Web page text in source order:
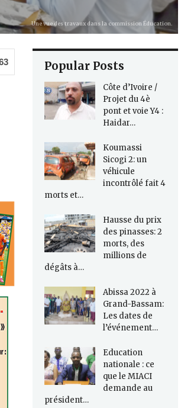
Une vue des travaux dans la commission Éducation.
Popular Posts
Côte d’Ivoire /
Projet du 4è
pont et voie Y4 :
Haidar…
Koumassi
Sicogi 2: un
véhicule
incontrôlé fait 4
morts et…
Hausse du prix
des pinasses: 2
morts, des
millions de
dégâts à…
Abissa 2022 à
Grand-Bassam:
Les dates de
l’événement…
Education
nationale : ce
que le MIACI
demande au
président…